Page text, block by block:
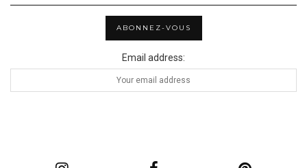
Email address: